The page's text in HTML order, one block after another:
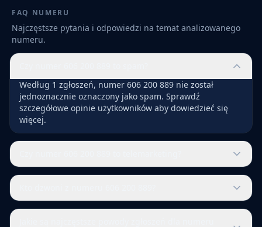
FAQ NUMERU
Najczęstsze pytania i odpowiedzi na temat analizowanego
numeru.
Według 1 zgłoszeń, numer 606 200 889 nie został
jednoznacznie oznaczony jako spam. Sprawdź
szczegółowe opinie użytkowników aby dowiedzieć się
więcej.